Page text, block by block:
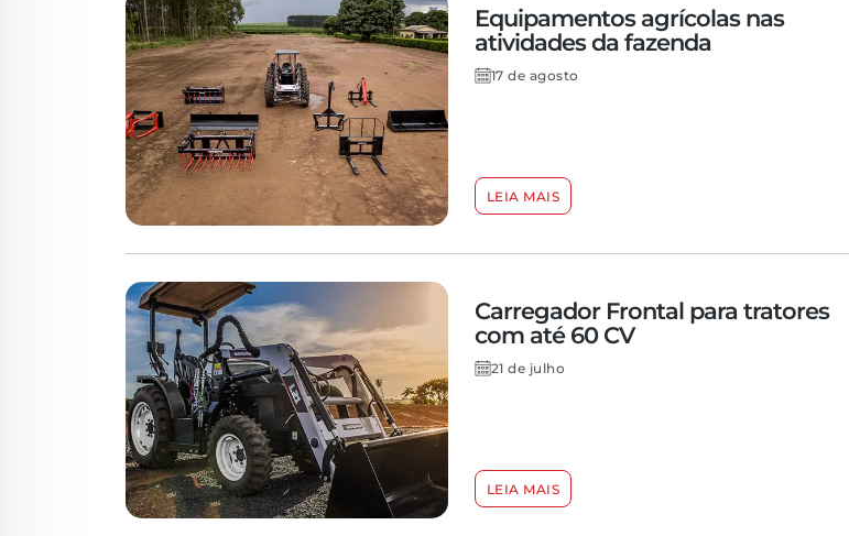
Equipamentos agrícolas nas
atividades da fazenda
17 de agosto
LEIA MAIS
Carregador Frontal para tratores
com até 60 CV
21 de julho
LEIA MAIS